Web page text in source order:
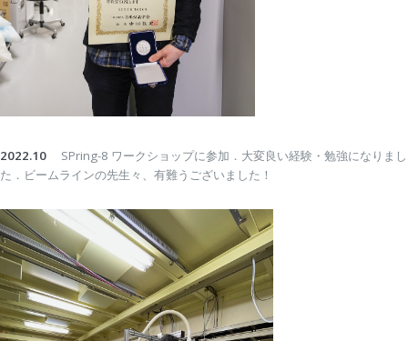
2022.10
SPring-8 ワークショップに参加．大変良い経験・勉強になりまし
た．ビームラインの先生々、有難うございました！